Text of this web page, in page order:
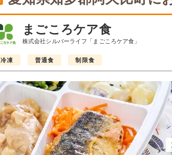
まごころケア食
株式会社シルバーライフ「まごころケア食」
冷凍 普通食 制限食